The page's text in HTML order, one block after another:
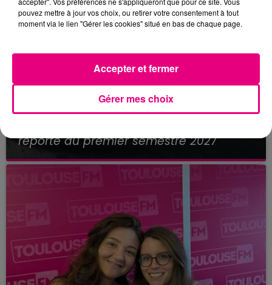
21 juillet 2026
reporté au premier semestre 2027
pouvez mettre à jour vos choix, ou retirer votre consentement à tout
moment via le lien "Gérer les cookies" situé en bas de chaque page.
Gérer mes choix
Accepter et fermer